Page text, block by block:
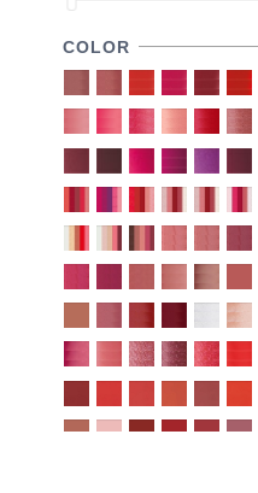
COLOR